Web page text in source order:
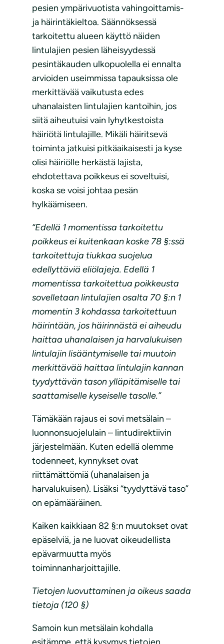
pesien ympärivuotista vahingoittamis-
ja häirintäkieltoa. Säännöksessä
tarkoitettu alueen käyttö näiden
lintulajien pesien läheisyydessä
pesintäkauden ulkopuolella ei ennalta
arvioiden useimmissa tapauksissa ole
merkittävää vaikutusta edes
uhanalaisten lintulajien kantoihin, jos
siitä aiheutuisi vain lyhytkestoista
häiriötä lintulajille. Mikäli häiritsevä
toiminta jatkuisi pitkäaikaisesti ja kyse
olisi häiriölle herkästä lajista,
ehdotettava poikkeus ei soveltuisi,
koska se voisi johtaa pesän
hylkäämiseen.
“Edellä 1 momentissa tarkoitettu
poikkeus ei kuitenkaan koske 78 §:ssä
tarkoitettuja tiukkaa suojelua
edellyttäviä eliölajeja. Edellä 1
momentissa tarkoitettua poikkeusta
sovelletaan lintulajien osalta 70 §:n 1
momentin 3 kohdassa tarkoitettuun
häirintään, jos häirinnästä ei aiheudu
haittaa uhanalaisen ja harvalukuisen
lintulajin lisääntymiselle tai muutoin
merkittävää haittaa lintulajin kannan
tyydyttävän tason ylläpitämiselle tai
saattamiselle kyseiselle tasolle.”
Tämäkään rajaus ei sovi metsälain –
luonnonsuojelulain – lintudirektiivin
järjestelmään. Kuten edellä olemme
todenneet, kynnykset ovat
riittämättömiä (uhanalaisen ja
harvalukuisen). Lisäksi “tyydyttävä taso”
on epämääräinen.
Kaiken kaikkiaan 82 §:n muutokset ovat
epäselviä, ja ne luovat oikeudellista
epävarmuutta myös
toiminnanharjoittajille.
Tietojen luovuttaminen ja oikeus saada
tietoja (120 §)
Samoin kun metsälain kohdalla